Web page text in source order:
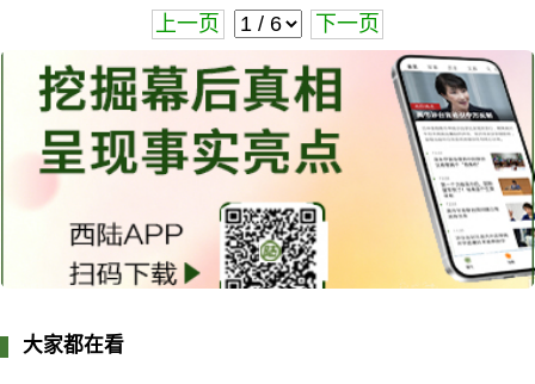
上一页 下一页
大家都在看